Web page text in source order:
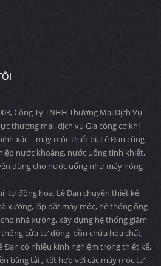
Công Ty TNHH Thương Mại Dịch Vụ
thương mại, dịch vụ Gia công cơ khí
xác – máy móc thiết bị. Lê Đan cũng
nước khoáng, nước uống tinh khiết,
dùng cho nước uống như máy nóng
tự động hóa, Lê Đan chuyên thiết kế,
xưởng, lắp đặt máy móc, hệ thống ống
nhà xường, xây dựng hệ thống giám
cửa tự động, bồn chứa hóa chất,
Đan có nhiều kinh nghiệm trong thiết kế,
băng tải , kết hợp với các máy móc tự